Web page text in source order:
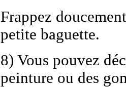
Frappez
petite baguette.
8) Vous pouvez
peinture ou des